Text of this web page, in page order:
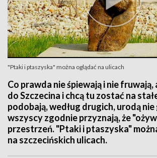
"Ptaki i ptaszyska" można oglądać na ulicach
Co prawda nie śpiewają i nie fruwają,
do Szczecina i chcą tu zostać na
podobają, według drugich, urodą
wszyscy zgodnie przyznają, że
przestrzeń. "Ptaki i ptaszyska"
na szczecińskich ulicach.